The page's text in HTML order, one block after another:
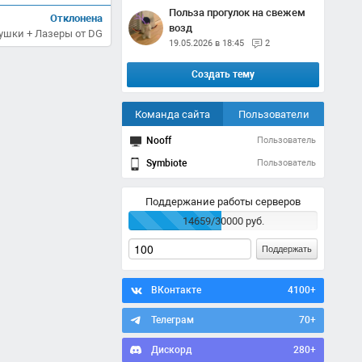
Отклонена
+ Лазеры от DG
Польза прогулок на свежем
возд
19.05.2026 в 18:45 2
Создать тему
Команда сайта Пользователи
Nooff Пользователь
Symbiote Пользователь
Поддержание работы серверов
14659/30000 руб.
Поддержать
ВКонтакте 4100+
Телеграм 70+
Дискорд 280+